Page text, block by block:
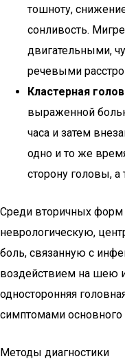
тошноту,
сонливость.
двигательными,
речевыми
Кластерная
выраженной
часа и затем
одно и то же
сторону головы, а
Среди вторичных
неврологическую,
боль, связанную с
воздействием на шею и
односторонняя
симптомами основного
Методы диагностики